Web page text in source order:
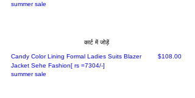
summer sale
कार्ट में जोड़ें
Candy Color Lining Formal Ladies Suits Blazer
Jacket Sehe Fashion[ rs =7304/-]
मूल्य
$108.00
summer sale